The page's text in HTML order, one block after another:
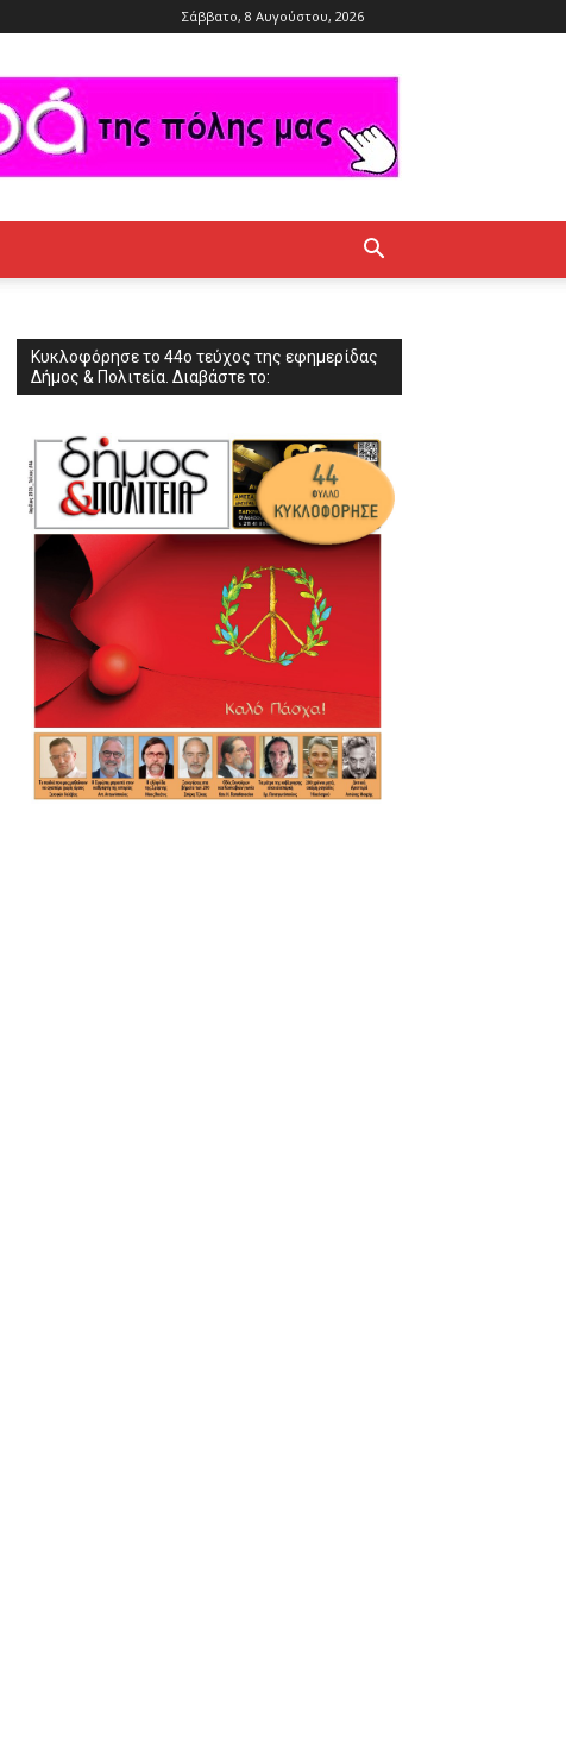
Σάββατο, 8 Αυγούστου, 2026
Κυκλοφόρησε το 44ο τεύχος της εφημερίδας
Δήμος & Πολιτεία. Διαβάστε το: